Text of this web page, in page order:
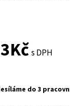
KčCurrent
is:
s DPH
do 3